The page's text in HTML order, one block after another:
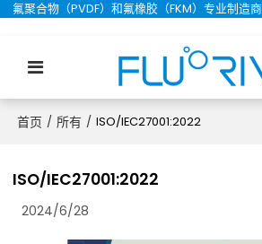
氟聚合物（PVDF）和氟橡胶（FKM）专业制造商
首页 / 所有 / ISO/IEC27001:2022
ISO/IEC27001:2022
2024/6/28